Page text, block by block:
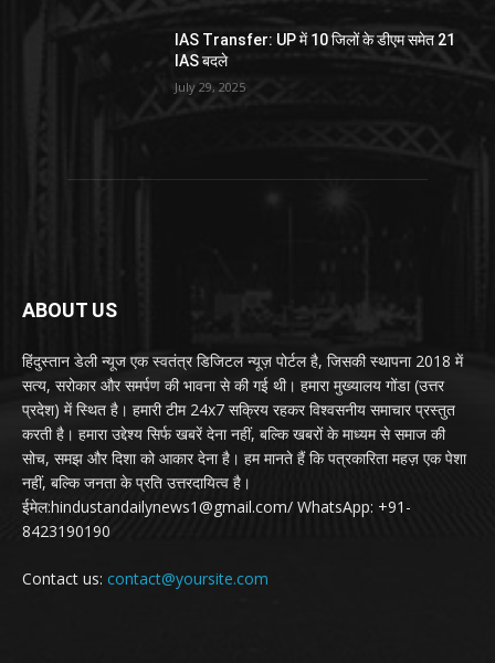
IAS Transfer: UP में 10 जिलों के डीएम समेत 21
IAS बदले
July 29, 2025
ABOUT US
हिंदुस्तान डेली न्यूज एक स्वतंत्र डिजिटल न्यूज़ पोर्टल है, जिसकी स्थापना 2018 में
सत्य, सरोकार और समर्पण की भावना से की गई थी। हमारा मुख्यालय गोंडा (उत्तर
प्रदेश) में स्थित है। हमारी टीम 24x7 सक्रिय रहकर विश्वसनीय समाचार प्रस्तुत
करती है। हमारा उद्देश्य सिर्फ खबरें देना नहीं, बल्कि खबरों के माध्यम से समाज की
सोच, समझ और दिशा को आकार देना है। हम मानते हैं कि पत्रकारिता महज़ एक पेशा
नहीं, बल्कि जनता के प्रति उत्तरदायित्व है।
ईमेल:hindustandailynews1@gmail.com/ WhatsApp: +91-
8423190190
Contact us: contact@yoursite.com